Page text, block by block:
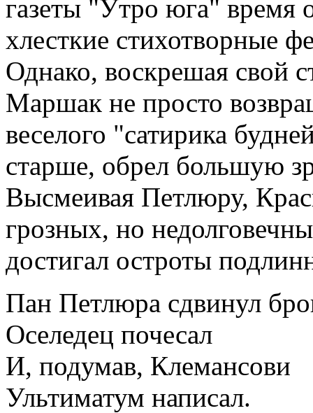
газеты "Утро юга" время
хлесткие стихотворные
Однако, воскрешая свой
Маршак не просто
веселого "сатирика
старше, обрел большую
Высмеивая Петлюру,
грозных, но
достигал остроты
Пан Петлюра сдвинул
Оселедец почесал
И, подумав, Клемансови
Ультиматум написал.